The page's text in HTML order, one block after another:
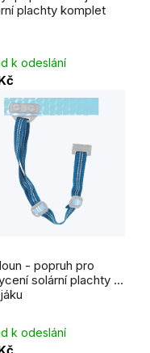
plachty komplet
k odeslání
- popruh pro
solární plachty k
k odeslání